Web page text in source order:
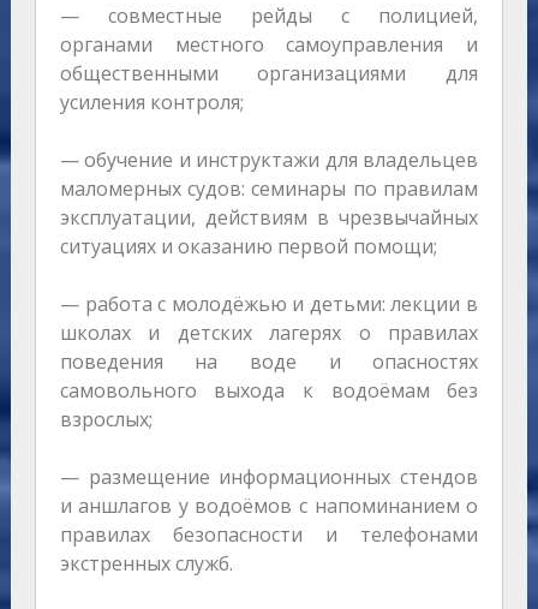
— совместные рейды с полицией,
органами местного самоуправления и
общественными организациями для
усиления контроля;
— обучение и инструктажи для владельцев
маломерных судов: семинары по правилам
эксплуатации, действиям в чрезвычайных
ситуациях и оказанию первой помощи;
— работа с молодёжью и детьми: лекции в
школах и детских лагерях о правилах
поведения на воде и опасностях
самовольного выхода к водоёмам без
взрослых;
— размещение информационных стендов
и аншлагов у водоёмов с напоминанием о
правилах безопасности и телефонами
экстренных служб.